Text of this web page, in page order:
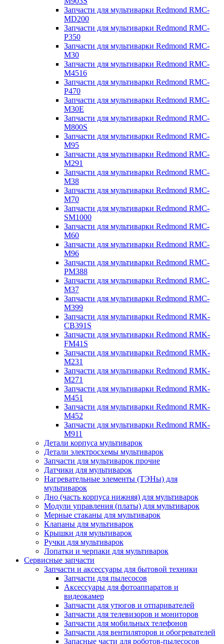
Запчасти для мультиварки Redmond RMC-
MD200
Запчасти для мультиварки Redmond RMC-
P350
Запчасти для мультиварки Redmond RMC-
M30
Запчасти для мультиварки Redmond RMC-
M4516
Запчасти для мультиварки Redmond RMC-
P470
Запчасти для мультиварки Redmond RMC-
M30E
Запчасти для мультиварки Redmond RMC-
M800S
Запчасти для мультиварки Redmond RMC-
M95
Запчасти для мультиварки Redmond RMC-
M291
Запчасти для мультиварки Redmond RMC-
M38
Запчасти для мультиварки Redmond RMC-
M70
Запчасти для мультиварки Redmond RMC-
SM1000
Запчасти для мультиварки Redmond RMC-
M60
Запчасти для мультиварки Redmond RMC-
M96
Запчасти для мультиварки Redmond RMC-
PM388
Запчасти для мультиварки Redmond RMC-
M37
Запчасти для мультиварки Redmond RMC-
M399
Запчасти для мультиварки Redmond RMK-
CB391S
Запчасти для мультиварки Redmond RMK-
FM41S
Запчасти для мультиварки Redmond RMK-
M231
Запчасти для мультиварки Redmond RMK-
M271
Запчасти для мультиварки Redmond RMK-
M451
Запчасти для мультиварки Redmond RMK-
M452
Запчасти для мультиварки Redmond RMK-
M911
Детали корпуса мультиварок
Детали электросхемы мультиварок
Запчасти для мультиварок прочие
Датчики для мультиварок
Нагревательные элементы (ТЭНы) для
мультиварок
Дно (часть корпуса нижняя) для мультиварок
Модули управления (платы) для мультиварок
Мерные стаканы для мультиварок
Клапаны для мультиварок
Крышки для мультиварок
Ручки для мультиварок
Лопатки и черпаки для мультиварок
Сервисные запчасти
Запчасти и аксессуары для бытовой техники
Запчасти для пылесосов
Аксессуары для фотоаппаратов и
видеокамер
Запчасти для утюгов и отпаривателей
Запчасти для телевизоров и мониторов
Запчасти для мобильных телефонов
Запчасти для вентиляторов и обогревателей
Запасные части для роботов-пылесосов